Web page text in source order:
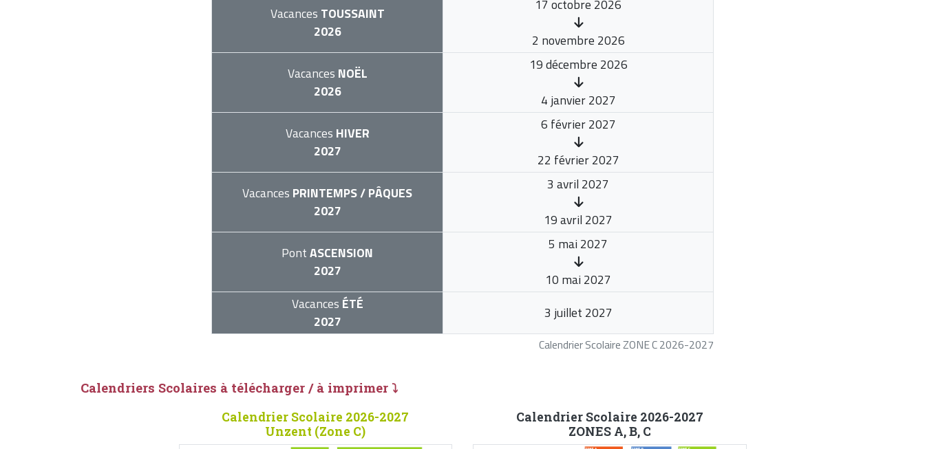
Calendrier Scolaire ZONE C 2026-2027
Vacances TOUSSAINT
2026
17 octobre 2026
2 novembre 2026
Vacances NOËL
2026
19 décembre 2026
4 janvier 2027
Vacances HIVER
2027
6 février 2027
22 février 2027
Vacances PRINTEMPS / PÂQUES
2027
3 avril 2027
19 avril 2027
PontASCENSION
2027
5 mai 2027
10 mai 2027
Vacances ÉTÉ
2027
3 juillet 2027
Calendriers Scolaires à télécharger / à imprimer ⤵
Calendrier Scolaire 2026-2027
Unzent (Zone C)
Calendrier Scolaire 2026-2027
ZONES A, B, C